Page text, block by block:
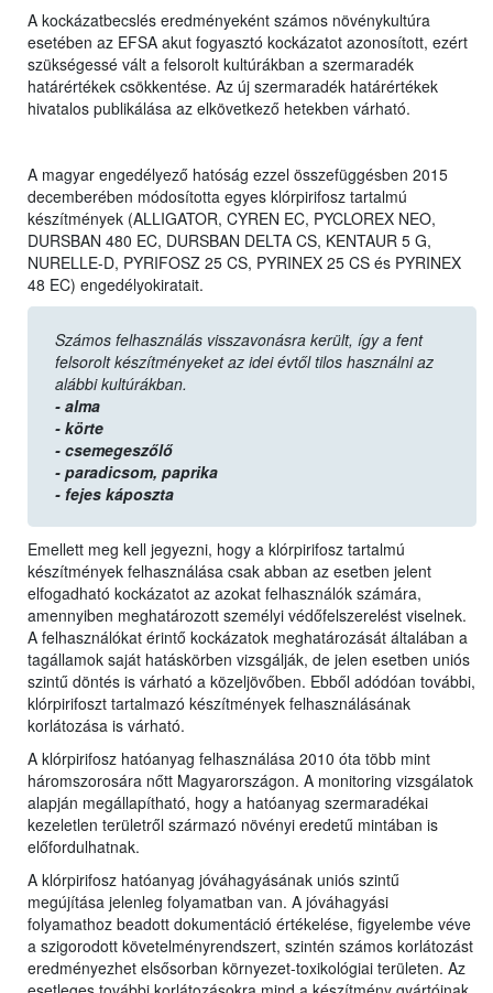
A kockázatbecslés eredményeként számos növénykultúra
esetében az EFSA akut fogyasztó kockázatot azonosított, ezért
szükségessé vált a felsorolt kultúrákban a szermaradék
határértékek csökkentése. Az új szermaradék határértékek
hivatalos publikálása az elkövetkező hetekben várható.
A magyar engedélyező hatóság ezzel összefüggésben 2015
decemberében módosította egyes klórpirifosz tartalmú
készítmények (ALLIGATOR, CYREN EC, PYCLOREX NEO,
DURSBAN 480 EC, DURSBAN DELTA CS, KENTAUR 5 G,
NURELLE-D, PYRIFOSZ 25 CS, PYRINEX 25 CS és PYRINEX
48 EC) engedélyokiratait.
Számos felhasználás visszavonásra került, így a fent
felsorolt készítményeket az idei évtől tilos használni az
alábbi kultúrákban.
- alma
- körte
- csemegeszőlő
- paradicsom, paprika
- fejes káposzta
Emellett meg kell jegyezni, hogy a klórpirifosz tartalmú
készítmények felhasználása csak abban az esetben jelent
elfogadható kockázatot az azokat felhasználók számára,
amennyiben meghatározott személyi védőfelszerelést viselnek.
A felhasználókat érintő kockázatok meghatározását általában a
tagállamok saját hatáskörben vizsgálják, de jelen esetben uniós
szintű döntés is várható a közeljövőben. Ebből adódóan további,
klórpirifoszt tartalmazó készítmények felhasználásának
korlátozása is várható.
A klórpirifosz hatóanyag felhasználása 2010 óta több mint
háromszorosára nőtt Magyarországon. A monitoring vizsgálatok
alapján megállapítható, hogy a hatóanyag szermaradékai
kezeletlen területről származó növényi eredetű mintában is
előfordulhatnak.
A klórpirifosz hatóanyag jóváhagyásának uniós szintű
megújítása jelenleg folyamatban van. A jóváhagyási
folyamathoz beadott dokumentáció értékelése, figyelembe véve
a szigorodott követelményrendszert, szintén számos korlátozást
eredményezhet elsősorban környezet-toxikológiai területen. Az